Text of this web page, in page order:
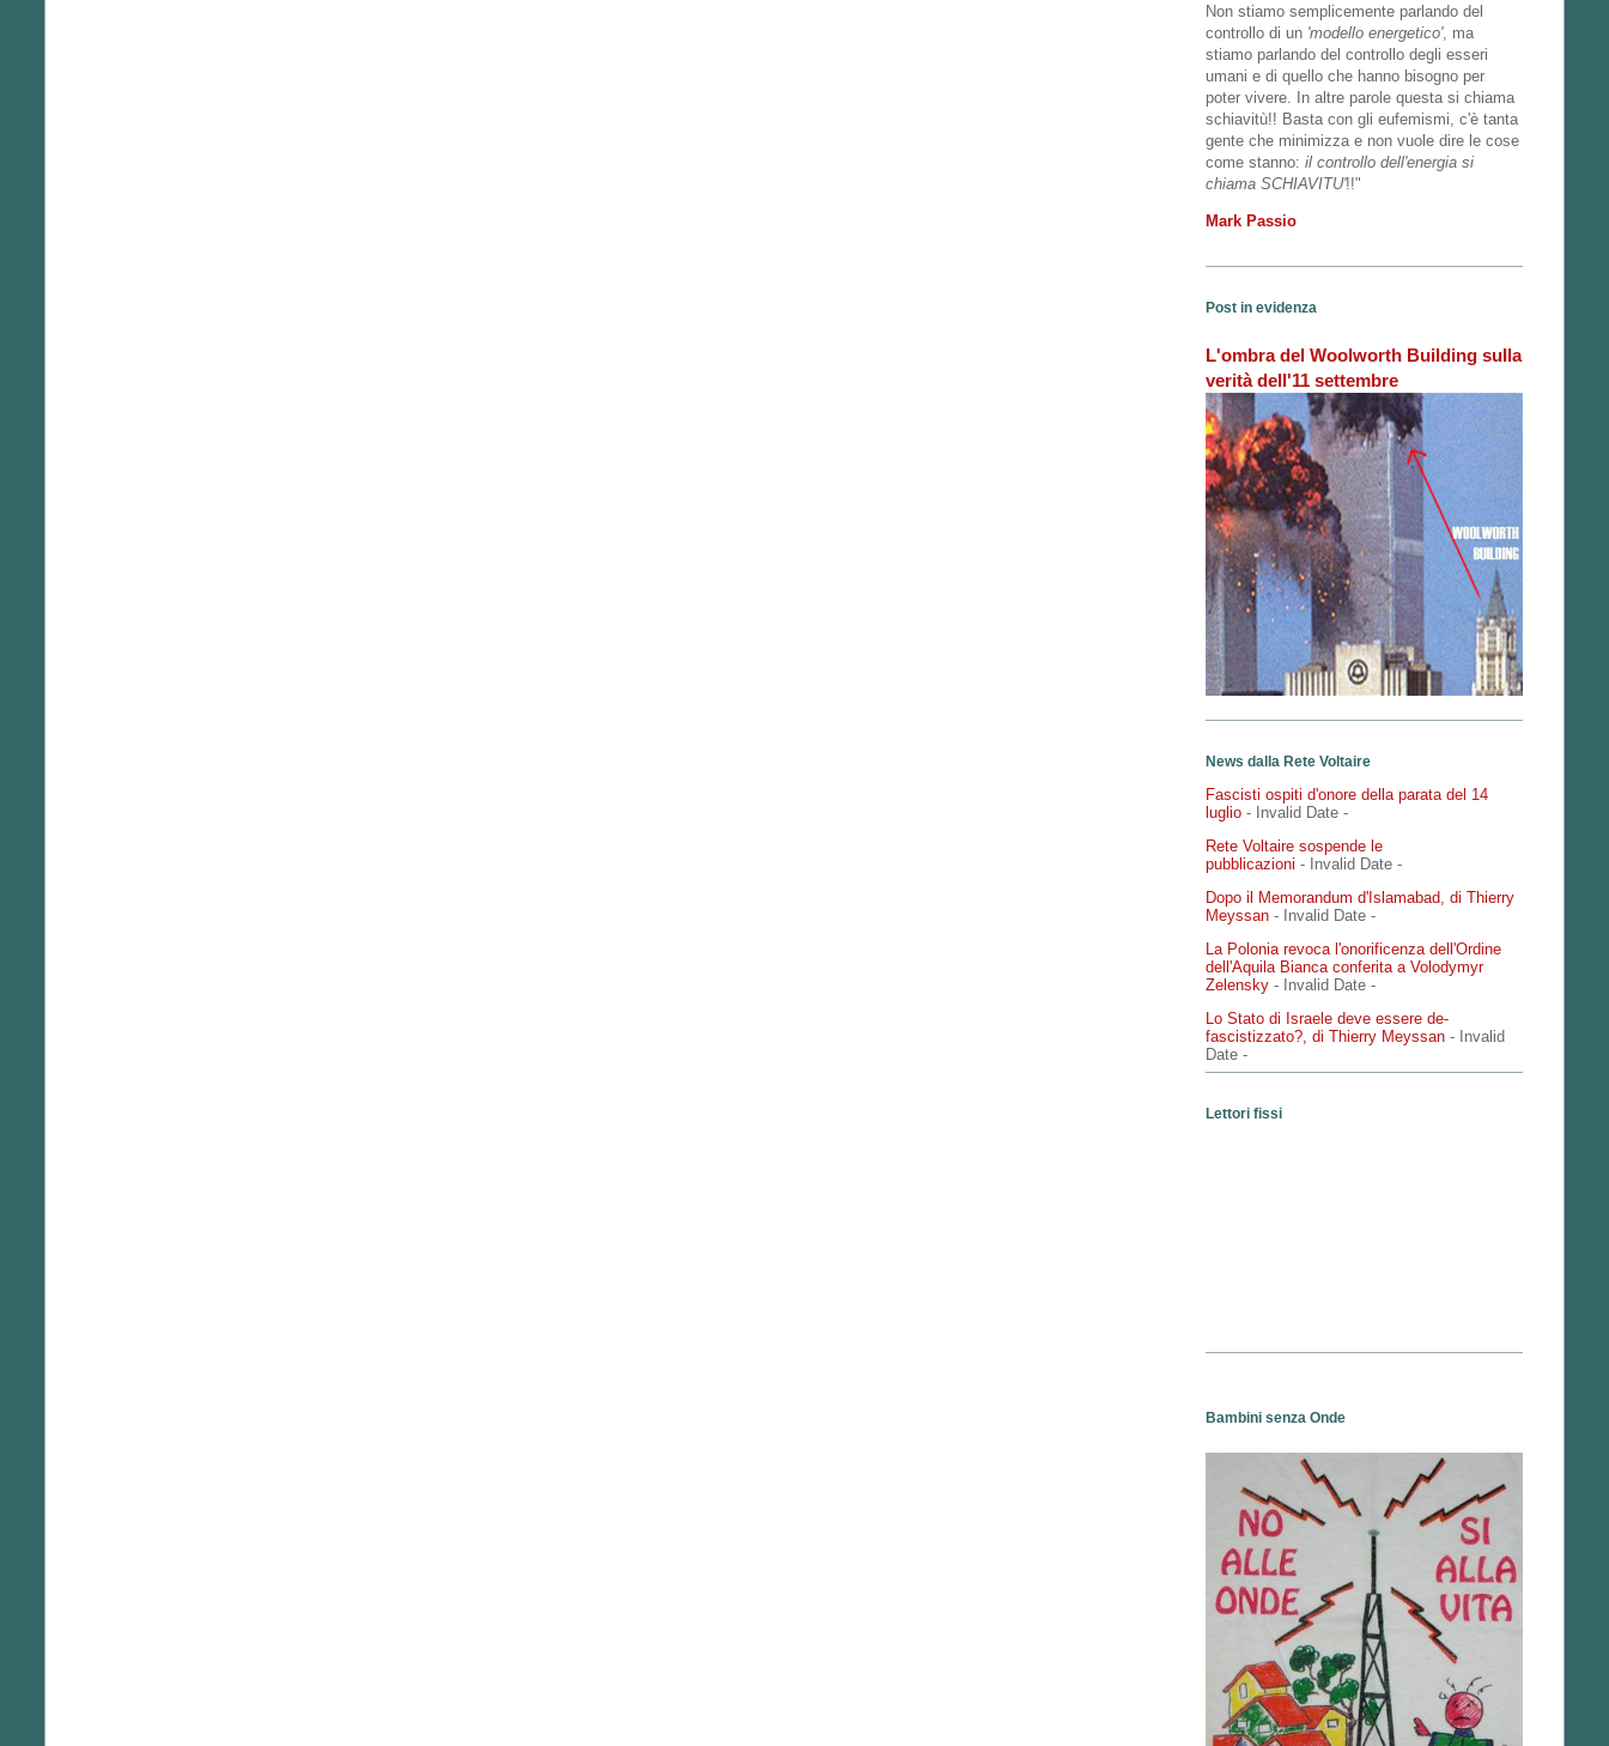
Non stiamo semplicemente parlando del
controllo di un 'modello energetico', ma
stiamo parlando del controllo degli esseri
umani e di quello che hanno bisogno per
poter vivere. In altre parole questa si chiama
schiavitù!! Basta con gli eufemismi, c'è tanta
gente che minimizza e non vuole dire le cose
come stanno: il controllo dell'energia si
chiama SCHIAVITU'!!"
Mark Passio
Post in evidenza
L'ombra del Woolworth Building sulla
verità dell'11 settembre
News dalla Rete Voltaire
Fascisti ospiti d'onore della parata del 14
luglio - Invalid Date -
Rete Voltaire sospende le
pubblicazioni - Invalid Date -
Dopo il Memorandum d'Islamabad, di Thierry
Meyssan - Invalid Date -
La Polonia revoca l'onorificenza dell'Ordine
dell'Aquila Bianca conferita a Volodymyr
Zelensky - Invalid Date -
Lo Stato di Israele deve essere de-
fascistizzato?, di Thierry Meyssan - Invalid
Date -
Lettori fissi
Bambini senza Onde